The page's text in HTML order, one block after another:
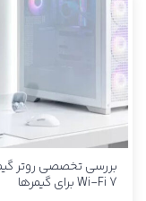
Wi-Fi 7 برای گیمرها